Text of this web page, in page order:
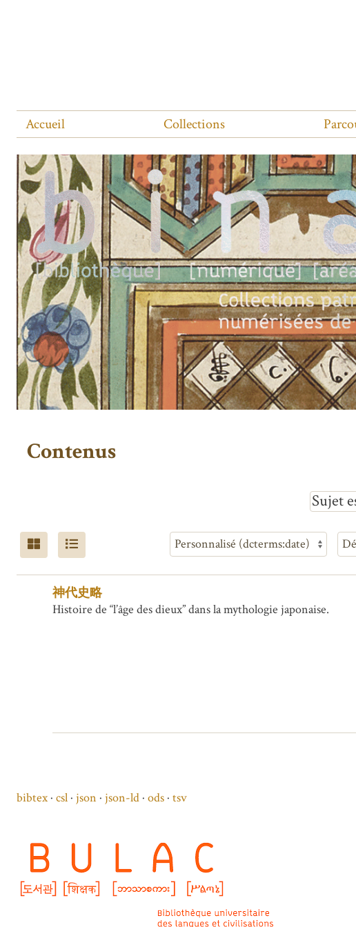
Accueil Collections
Contenus
Sujet
神代史略
Histoire de “l’âge des dieux” dans la mythologie japonaise.
bibtex csl json json-ld ods tsv